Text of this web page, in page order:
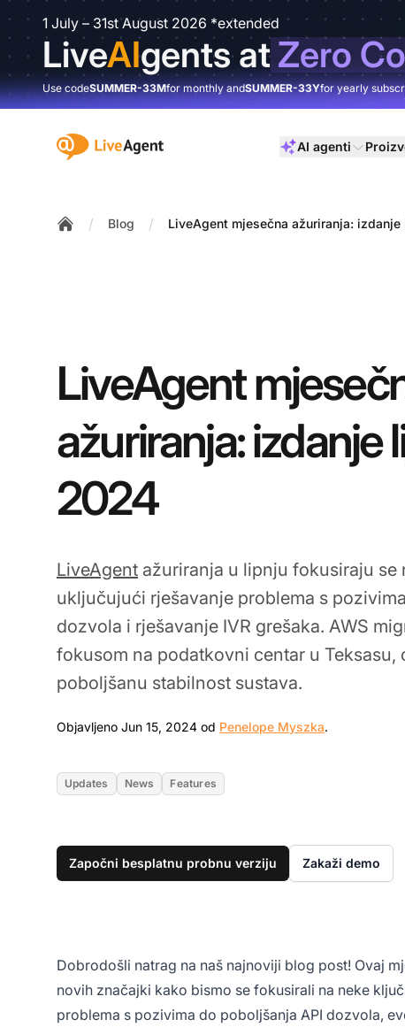
1 July – 31st August 2026 *extended
LiveAIgents atZero
Use codeSUMMER-33Mfor monthly andSUMMER-33Yfor yearly
:site.title AI agenti
/ Blog / LiveAgent mjesečna ažuriranja:
LiveAgent
ažuriranja: izdanje
2024
LiveAgent ažuriranja u lipnju fokusiraju se
uključujući rješavanje problema s
dozvola i rješavanje IVR grešaka. AWS
fokusom na podatkovni centar u Teksasu,
poboljšanu stabilnost sustava.
Objavljeno Jun 15, 2024 od Penelope Myszka.
Updates News Features
Započni besplatnu probnu verziju Zakaži demo
Dobrodošli natrag na naš najnoviji blog post! Ovaj
novih značajki kako bismo se fokusirali na neke
problema s pozivima do poboljšanja API dozvola,